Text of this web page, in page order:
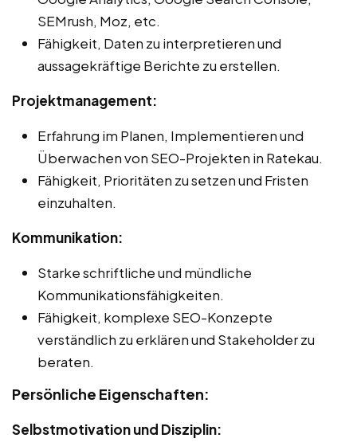
SEMrush, Moz, etc.
Fähigkeit, Daten zu interpretieren und
aussagekräftige Berichte zu erstellen.
Projektmanagement:
Erfahrung im Planen, Implementieren und
Überwachen von SEO-Projekten in Ratekau.
Fähigkeit, Prioritäten zu setzen und Fristen
einzuhalten.
Kommunikation:
Starke schriftliche und mündliche
Kommunikationsfähigkeiten.
Fähigkeit, komplexe SEO-Konzepte
verständlich zu erklären und Stakeholder zu
beraten.
Persönliche Eigenschaften:
Selbstmotivation und Disziplin: